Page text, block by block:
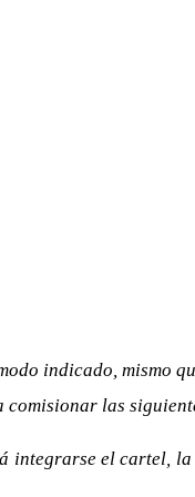
indicado, mismo
comisionar las
el cartel,